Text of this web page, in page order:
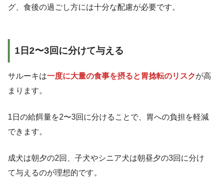
グ、食後の過ごし方には十分な配慮が必要です。
1日2〜3回に分けて与える
サルーキは一度に大量の食事を摂ると胃捻転のリスクが高
まります。
1日の給餌量を2〜3回に分けることで、胃への負担を軽減
できます。
成犬は朝夕の2回、子犬やシニア犬は朝昼夕の3回に分け
て与えるのが理想的です。